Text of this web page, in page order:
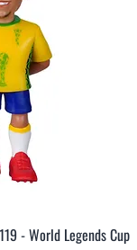
- World Legends Cup